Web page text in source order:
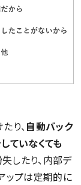
り、自動バック
ていなくても
したり、内部デ
ップは定期的に